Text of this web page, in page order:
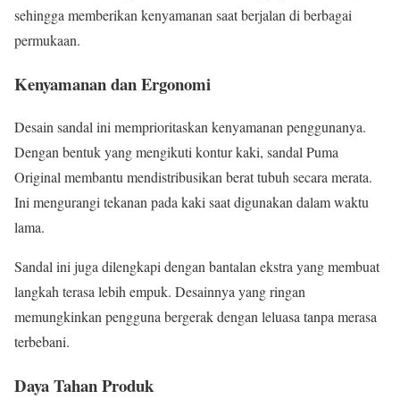
sehingga memberikan kenyamanan saat berjalan di berbagai
permukaan.
Kenyamanan dan Ergonomi
Desain sandal ini memprioritaskan kenyamanan penggunanya.
Dengan bentuk yang mengikuti kontur kaki, sandal Puma
Original membantu mendistribusikan berat tubuh secara merata.
Ini mengurangi tekanan pada kaki saat digunakan dalam waktu
lama.
Sandal ini juga dilengkapi dengan bantalan ekstra yang membuat
langkah terasa lebih empuk. Desainnya yang ringan
memungkinkan pengguna bergerak dengan leluasa tanpa merasa
terbebani.
Daya Tahan Produk